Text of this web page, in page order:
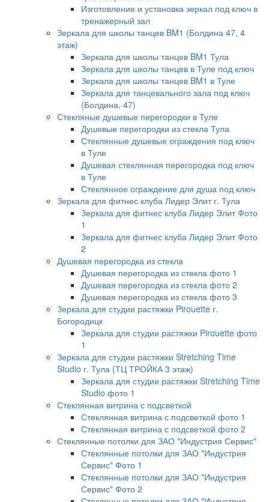
Изготовление и установка зеркал под ключ в
тренажерный зал
Зеркала для школы танцев BM1 (Болдина 47, 4
этаж)
Зеркала для школы танцев BM1 Тула
Зеркала для школы танцев в Туле под ключ
Зеркала для школы танцев BM1 в Туле
Зеркала для танцевального зала под ключ
(Болдина, 47)
Стекляные душевые перегородки в Туле
Душевые перегородки из стекла Тула
Стеклянные душевые ограждения под ключ
в Туле
Душевая стеклянная перегородка под ключ
в Туле
Стеклянное ограждение для душа под ключ
Зеркала для фитнес клуба Лидер Элит г. Тула
Зеркала для фитнес клуба Лидер Элит Фото
1
Зеркала для фитнес клуба Лидер Элит Фото
2
Душевая перегородка из стекла
Душевая перегородка из стекла фото 1
Душевая перегородка из стекла фото 2
Душевая перегородка из стекла фото 3
Зеркала для студии растяжки Pirouette г.
Богородицк
Зеркала для студии растяжки Pirouette фото
1
Зеркала для студии растяжки Stretching Time
Studio г. Тула (ТЦ ТРОЙКА 3 этаж)
Зеркала для студии растяжки Stretching Time
Studio фото 1
Стеклянная витрина с подсветкой
Стеклянная витрина с подсветкой фото 1
Стеклянная витрина с подсветкой фото 2
Стеклянные потолки для ЗАО "Индустрия Сервис"
Стеклянные потолки для ЗАО "Индустрия
Сервис" Фото 1
Стеклянные потолки для ЗАО "Индустрия
Сервис" Фото 2